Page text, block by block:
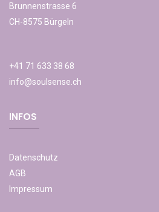
Brunnenstrasse 6
CH-8575 Bürgeln
+41 71 633 38 68
info@soulsense.ch
INFOS
Datenschutz
AGB
Impressum